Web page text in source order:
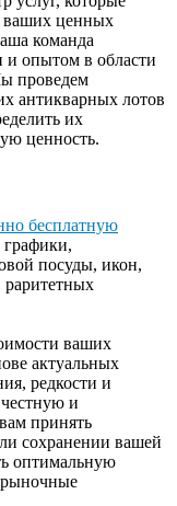
ваших ценных
команда
и опытом в области
проведем
антикварных лотов
их
ценность.
бесплатную
посуды, икон,
раритетных
ваших
актуальных
редкости и
и
принять
сохранении вашей
оптимальную